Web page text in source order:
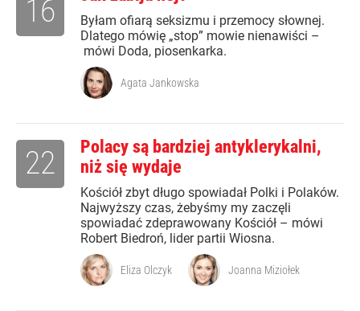
Byłam ofiarą seksizmu i przemocy słownej.
Dlatego mówię „stop” mowie nienawiści –
mówi Doda, piosenkarka.
16
Agata Jankowska
Polacy są bardziej antyklerykalni,
niż się wydaje
Kościół zbyt długo spowiadał Polki i Polaków.
Najwyższy czas, żebyśmy my zaczęli
spowiadać zdeprawowany Kościół – mówi
Robert Biedroń, lider partii Wiosna.
22
Eliza Olczyk Joanna Miziołek